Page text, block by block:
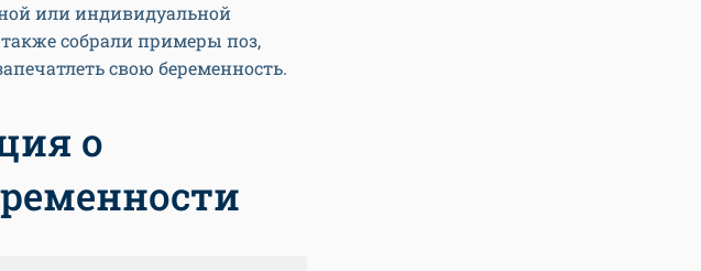
или индивидуальной
собрали примеры поз,
свою беременность.
о